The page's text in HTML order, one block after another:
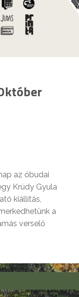
az óbudai
Krúdy Gyula
kiállítás,
a
verselő